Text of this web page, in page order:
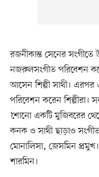
রজনীকান্ত সেনের সংগীতে
নজরুলসংগীত পরিবেশন
আসেন শিল্পী সাথী।
পরিবেশন করেন শিল্পীরা।
‘শোনো একটি মুজিবরের
কনক ও সাথী ছাড়াও
মোনালিসা, জেসমিন
শারমিন।